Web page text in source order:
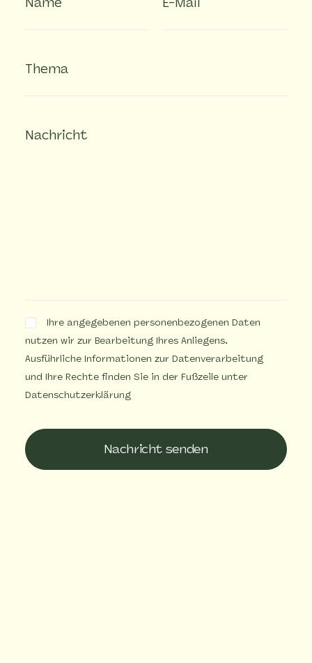
Ihre angegebenen personenbezogenen Daten
nutzen wir zur Bearbeitung Ihres Anliegens.
Ausführliche Informationen zur Datenverarbeitung
und Ihre Rechte finden Sie in der Fußzeile unter
Datenschutzerklärung